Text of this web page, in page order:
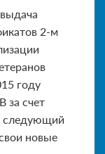
2-м
году
за счет
следующий
новые